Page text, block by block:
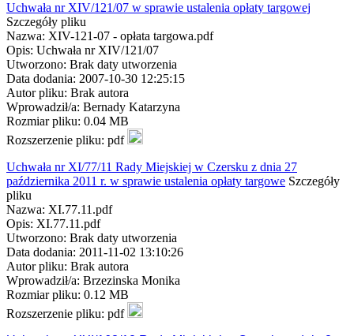
Uchwała nr XIV/121/07 w sprawie ustalenia opłaty targowej
Szczegóły pliku
Nazwa: XIV-121-07 - opłata targowa.pdf
Opis: Uchwała nr XIV/121/07
Utworzono: Brak daty utworzenia
Data dodania: 2007-10-30 12:25:15
Autor pliku: Brak autora
Wprowadził/a: Bernady Katarzyna
Rozmiar pliku: 0.04 MB
Rozszerzenie pliku: pdf
Uchwała nr XI/77/11 Rady Miejskiej w Czersku z dnia 27
października 2011 r. w sprawie ustalenia opłaty targowe Szczegóły
pliku
Nazwa: XI.77.11.pdf
Opis: XI.77.11.pdf
Utworzono: Brak daty utworzenia
Data dodania: 2011-11-02 13:10:26
Autor pliku: Brak autora
Wprowadził/a: Brzezinska Monika
Rozmiar pliku: 0.12 MB
Rozszerzenie pliku: pdf